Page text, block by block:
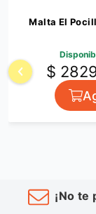
Malta El
$
¡No